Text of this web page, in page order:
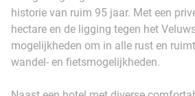
historie van ruim 95 jaar. Met een
hectare en de ligging tegen het
mogelijkheden om in alle rust en
wandel- en fietsmogelijkheden.